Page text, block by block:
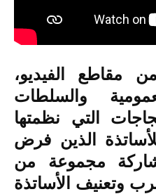
مقاطع الفيديو،
والسلطات
التي نظمتها
الذين فرض
مجموعة من
وتعنيف الأساتذة